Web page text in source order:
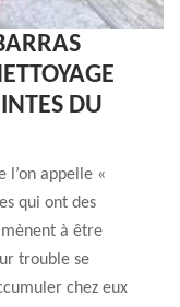
DU
l’on appelle «
qui ont des
à être
trouble se
chez eux